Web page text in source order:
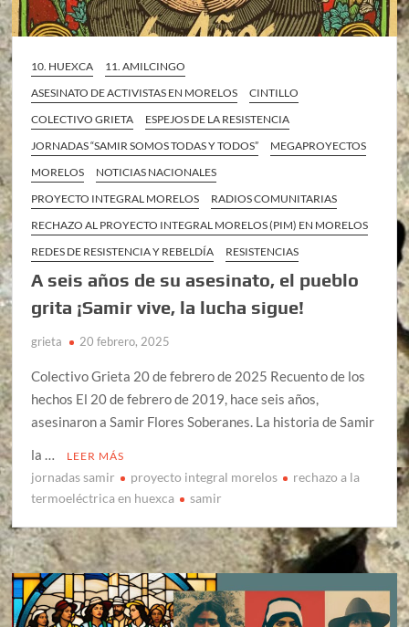
10. HUEXCA
11. AMILCINGO
ASESINATO DE ACTIVISTAS EN MORELOS
CINTILLO
COLECTIVO GRIETA
ESPEJOS DE LA RESISTENCIA
JORNADAS “SAMIR SOMOS TODAS Y TODOS”
MEGAPROYECTOS
MORELOS
NOTICIAS NACIONALES
PROYECTO INTEGRAL MORELOS
RADIOS COMUNITARIAS
RECHAZO AL PROYECTO INTEGRAL MORELOS (PIM) EN MORELOS
REDES DE RESISTENCIA Y REBELDÍA
RESISTENCIAS
A seis años de su asesinato, el pueblo
grita ¡Samir vive, la lucha sigue!
grieta 20 febrero, 2025
Colectivo Grieta 20 de febrero de 2025 Recuento de los
hechos El 20 de febrero de 2019, hace seis años,
asesinaron a Samir Flores Soberanes. La historia de Samir
la …
LEER MÁS
jornadas samir proyecto integral morelos
rechazo a la
termoeléctrica en huexca
samir